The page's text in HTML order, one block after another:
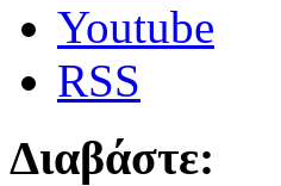
Youtube
RSS
Διαβάστε: